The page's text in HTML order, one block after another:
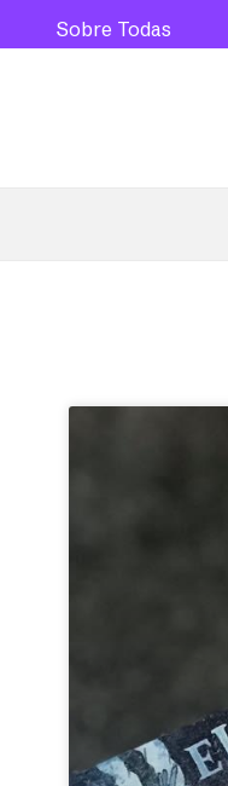
Sobre Todas